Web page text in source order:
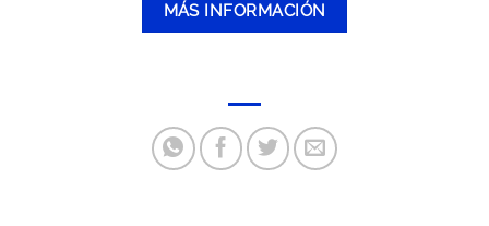
MÁS INFORMACIÓN